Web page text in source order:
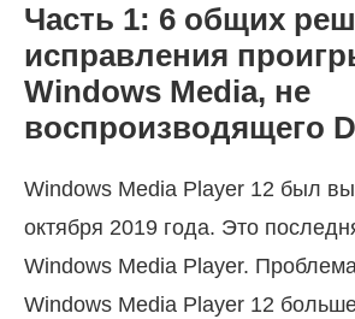
Часть 1: 6 общих
исправления
Windows Media, не
воспроизводящего
Windows Media Player 12 был
октября 2019 года. Это
Windows Media Player.
Windows Media Player 12